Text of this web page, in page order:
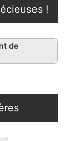
!
de